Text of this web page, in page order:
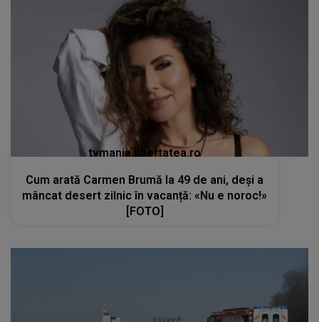
tvmania.libertatea.ro
Cum arată Carmen Brumă la 49 de ani, deși a
mâncat desert zilnic în vacanță: «Nu e noroc!»
[FOTO]